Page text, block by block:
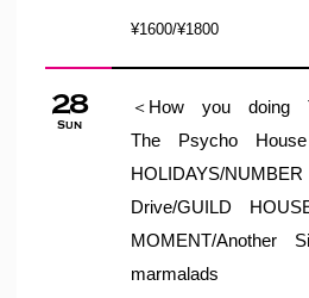
¥1600/¥1800
28
Sun
＜How you doing
The Psycho
HOLIDAYS/
Drive/GUILD
MOMENT/Another
marmalads